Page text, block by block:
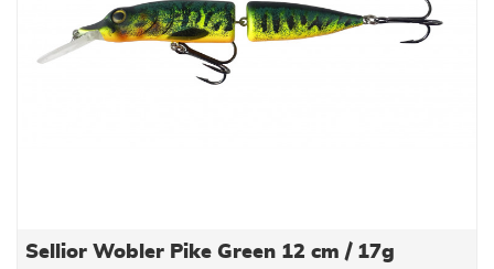
Sellior Wobler Pike Green 12 cm / 17g